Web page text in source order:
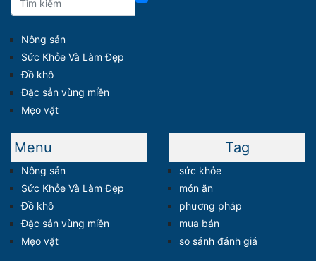
Nông sản
Sức Khỏe Và Làm Đẹp
Đồ khô
Đặc sản vùng miền
Mẹo vặt
Menu
Nông sản
Sức Khỏe Và Làm Đẹp
Đồ khô
Đặc sản vùng miền
Mẹo vặt
Tag
sức khỏe
món ăn
phương pháp
mua bán
so sánh đánh giá